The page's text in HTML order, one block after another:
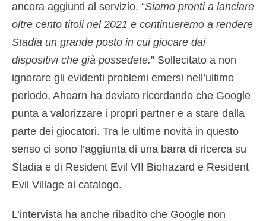
ancora aggiunti al servizio. “Siamo pronti a lanciare
oltre cento titoli nel 2021 e continueremo a rendere
Stadia un grande posto in cui giocare dai
dispositivi che già possedete.” Sollecitato a non
ignorare gli evidenti problemi emersi nell’ultimo
periodo, Ahearn ha deviato ricordando che Google
punta a valorizzare i propri partner e a stare dalla
parte dei giocatori. Tra le ultime novità in questo
senso ci sono l’aggiunta di una barra di ricerca su
Stadia e di Resident Evil VII Biohazard e Resident
Evil Village al catalogo.
L’intervista ha anche ribadito che Google non